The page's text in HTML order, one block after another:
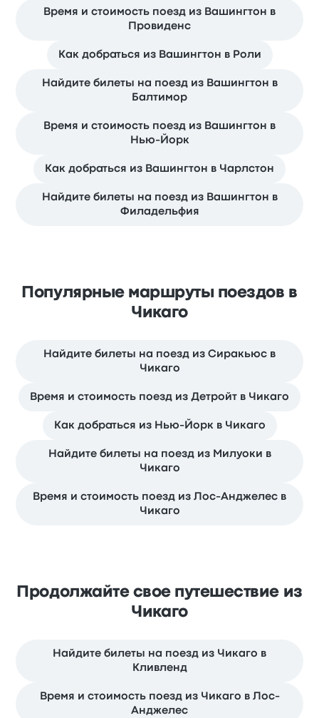
Время и стоимость поезд из Вашингтон в
Провиденс
Как добраться из Вашингтон в Роли
Найдите билеты на поезд из Вашингтон в
Балтимор
Время и стоимость поезд из Вашингтон в
Нью-Йорк
Как добраться из Вашингтон в Чарлстон
Найдите билеты на поезд из Вашингтон в
Филадельфия
Популярные маршруты поездов в
Чикаго
Найдите билеты на поезд из Сиракьюс в
Чикаго
Время и стоимость поезд из Детройт в Чикаго
Как добраться из Нью-Йорк в Чикаго
Найдите билеты на поезд из Милуоки в
Чикаго
Время и стоимость поезд из Лос-Анджелес в
Чикаго
Продолжайте свое путешествие из
Чикаго
Найдите билеты на поезд из Чикаго в
Кливленд
Время и стоимость поезд из Чикаго в Лос-
Анджелес